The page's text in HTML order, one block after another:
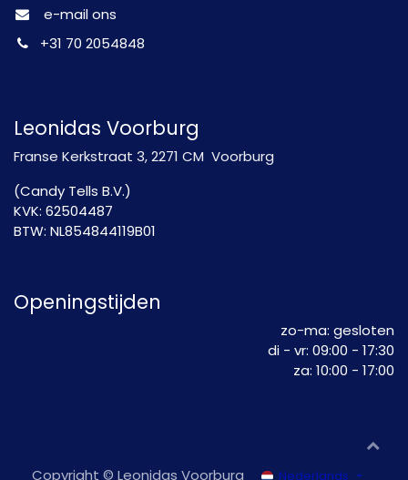
e-mail ons
+31 70 2054848
Leonidas Voorburg
Franse Kerkstraat 3, 2271 CM Voorburg
(Candy Tells B.V.)
KVK: 62504487
BTW: NL854844119B01
Openingstijden
zo-ma: gesloten
di - vr: 09:00 - 17:30
​za: 10:00 - 17:00
Copyright © Leonidas Voorburg Nederlands